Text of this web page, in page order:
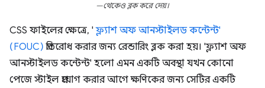
—থেকেও ব্লক করে দেয়।
CSS ফাইলের ক্ষেত্রে, 'ফ্ল্যাশ অফ আনস্টাইলড কন্টেন্ট'
(FOUC) প্রতিরোধ করার জন্য রেন্ডারিং ব্লক করা হয়। 'ফ্ল্যাশ অফ
আনস্টাইলড কন্টেন্ট' হলো এমন একটি অবস্থা যখন কোনো
পেজে স্টাইল প্রয়োগ করার আগে ক্ষণিকের জন্য সেটির একটি